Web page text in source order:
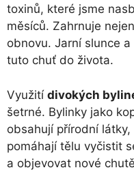
toxinů, které jsme
měsíců. Zahrnuje
obnovu. Jarní slunce
tuto chuť do života.
Využití divokých
šetrné. Bylinky jako
obsahují přírodní
pomáhají tělu vyčistit
a objevovat nové